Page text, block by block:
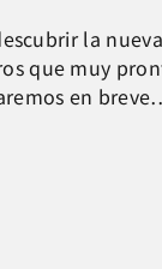
la
que muy
en